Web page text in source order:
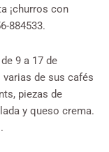
¡churros con
884533.
9 a 17 de
de sus cafés
piezas de
y queso crema.